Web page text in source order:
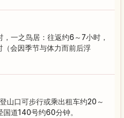
一之鸟居：往返约6～7小时，
会因季节与体力而前后浮
山口可步行或乘出租车约20～
道140号约60分钟。